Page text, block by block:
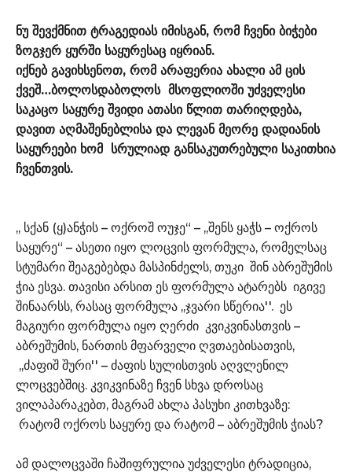
ნუ შევქმნით ტრაგედიას იმისგან, რომ ჩვენი ბიჭები
ზოგჯერ ყურში საყურესაც იყრიან.
იქნებ გავიხსენოთ, რომ არაფერია ახალი ამ ცის
ქვეშ…ბოლოსდაბოლოს მსოფლიოში უძველესი
საკაცო საყურე შვიდი ათასი წლით თარიღდება,
დავით აღმაშენებლისა და ლევან მეორე დადიანის
საყურეები ხომ სრულიად განსაკუთრებული საკითხია
ჩვენთვის.
,, სქან (ყ)ანჭის – ოქროშ ოუჯე“ – ,,შენს ყაჭს – ოქროს
საყურე“ – ასეთი იყო ლოცვის ფორმულა, რომელსაც
სტუმარი შეაგებებდა მასპინძელს, თუკი შინ აბრეშუმის
ჭია ესვა. თავისი არსით ეს ფორმულა ატარებს იგივე
შინაარსს, რასაც ფორმულა ,,ჯვარი სწერია''. ეს
მაგიური ფორმულა იყო ღერძი კვიკვინასთვის –
აბრეშუმის, ნართის მფარველი ღვთაებისათვის,
,,ძაფიშ შური'' – ძაფის სულისთვის აღვლენილ
ლოცვებშიც. კვიკვინაზე ჩვენ სხვა დროსაც
ვილაპარაკებთ, მაგრამ ახლა პასუხი კითხვაზე:
რატომ ოქროს საყურე და რატომ – აბრეშუმის ჭიას?
ამ დალოცვაში ჩაშიფრულია უძველესი ტრადიცია,